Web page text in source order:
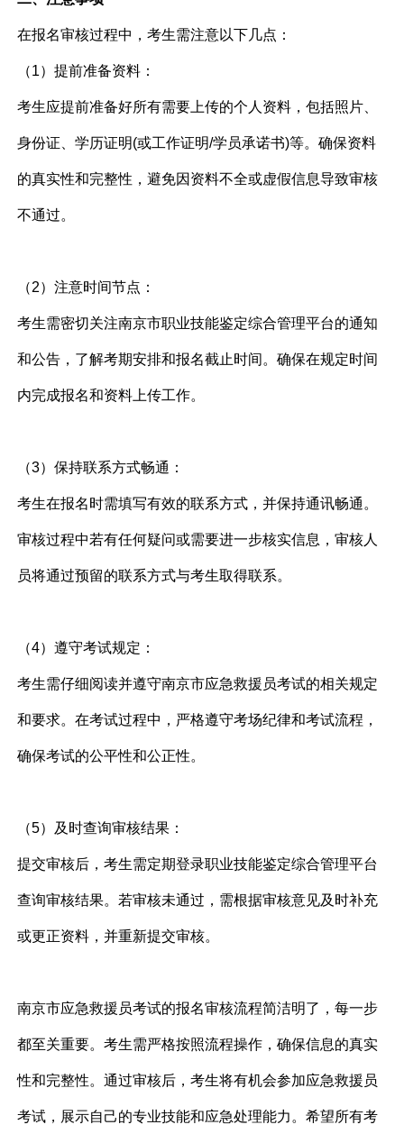
在报名审核过程中，考生需注意以下几点：
（1）提前准备资料：
考生应提前准备好所有需要上传的个人资料，包括照片、
身份证、学历证明(或工作证明/学员承诺书)等。确保资料
的真实性和完整性，避免因资料不全或虚假信息导致审核
不通过。
（2）注意时间节点：
考生需密切关注南京市职业技能鉴定综合管理平台的通知
和公告，了解考期安排和报名截止时间。确保在规定时间
内完成报名和资料上传工作。
（3）保持联系方式畅通：
考生在报名时需填写有效的联系方式，并保持通讯畅通。
审核过程中若有任何疑问或需要进一步核实信息，审核人
员将通过预留的联系方式与考生取得联系。
（4）遵守考试规定：
考生需仔细阅读并遵守南京市应急救援员考试的相关规定
和要求。在考试过程中，严格遵守考场纪律和考试流程，
确保考试的公平性和公正性。
（5）及时查询审核结果：
提交审核后，考生需定期登录职业技能鉴定综合管理平台
查询审核结果。若审核未通过，需根据审核意见及时补充
或更正资料，并重新提交审核。
南京市应急救援员考试的报名审核流程简洁明了，每一步
都至关重要。考生需严格按照流程操作，确保信息的真实
性和完整性。通过审核后，考生将有机会参加应急救援员
考试，展示自己的专业技能和应急处理能力。希望所有考